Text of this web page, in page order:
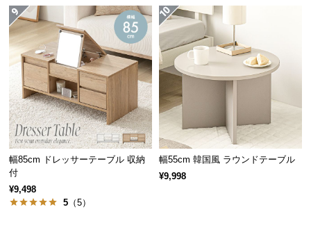
ブ
ロ
グ
企
業
情
報
優れた耐水性で、水をこぼしてしまった場合もサッ
と乾拭きするだけでOK。お手入れも簡単です。
幅85cm ドレッサーテーブル 収納
付
¥9,498
5 （5）
幅55cm 韓国風 ラウンドテーブル
¥9,998